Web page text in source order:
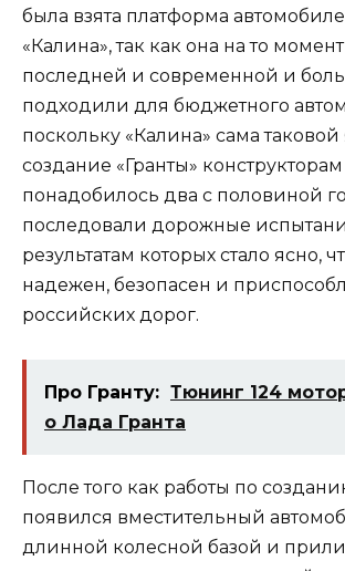
была взята платформа
«Калина», так как она на то
последней и современной и
подходили для бюджетного
поскольку «Калина» сама таковой
создание «Гранты» конструкторам
понадобилось два с половиной
последовали дорожные
результатам которых стало ясно,
надежен, безопасен и
российских дорог.
Про Гранту: Тюнинг 124
о Лада Гранта
После того как работы по
появился вместительный
длинной колесной базой и